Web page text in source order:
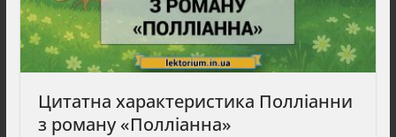
Цитатна характеристика Полліанни
з роману «Полліанна»